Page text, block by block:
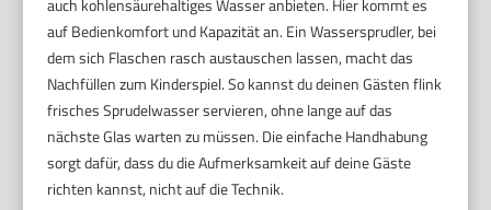
auch kohlensäurehaltiges Wasser anbieten. Hier kommt es
auf Bedienkomfort und Kapazität an. Ein Wassersprudler, bei
dem sich Flaschen rasch austauschen lassen, macht das
Nachfüllen zum Kinderspiel. So kannst du deinen Gästen flink
frisches Sprudelwasser servieren, ohne lange auf das
nächste Glas warten zu müssen. Die einfache Handhabung
sorgt dafür, dass du die Aufmerksamkeit auf deine Gäste
richten kannst, nicht auf die Technik.